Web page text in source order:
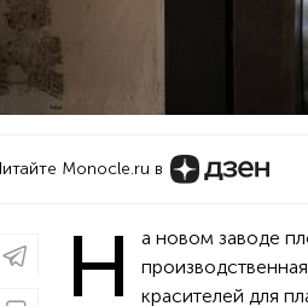
Monocle.ru в
Н
а новом заводе
красителей для